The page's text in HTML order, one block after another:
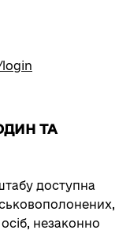
ТА
доступна
незаконно